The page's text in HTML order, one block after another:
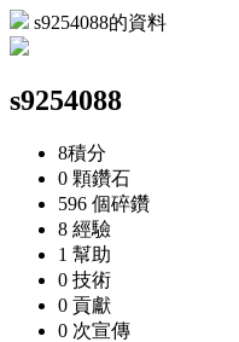
s9254088的資料
s9254088
8積分
0 顆鑽石
596 個碎鑽
8 經驗
1 幫助
0 技術
0 貢獻
0 次宣傳